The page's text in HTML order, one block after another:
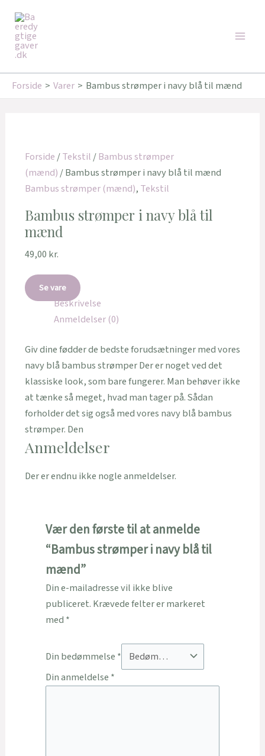
indholdet
Forside Varer Bambus strømper i navy blå til mænd
Forside/Tekstil/Bambus strømper
(mænd)/ Bambus strømper i navy blå til mænd
Bambus strømper (mænd), Tekstil
Bambus strømper i navy blå til
mænd
49,00 kr.
Se vare
Beskrivelse
Anmeldelser (0)
Giv dine fødder de bedste forudsætninger med vores
navy blå bambus strømper Der er noget ved det
klassiske look, som bare fungerer. Man behøver ikke
at tænke så meget, hvad man tager på. Sådan
forholder det sig også med vores navy blå bambus
strømper. Den
Anmeldelser
Der er endnu ikke nogle anmeldelser.
Vær den første til at anmelde
“Bambus strømper i navy blå til
mænd”
Din e-mailadresse vil ikke blive
publiceret. Krævede felter er markeret
med *
Din bedømmelse *
Din anmeldelse *